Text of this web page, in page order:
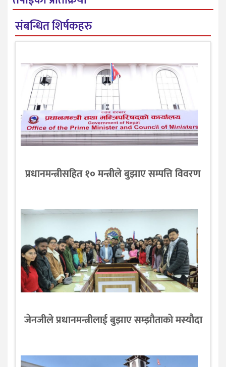
संबन्धित शिर्षकहरु
प्रधानमन्त्रीसहित १० मन्त्रीले बुझाए सम्पत्ति विवरण
जेनजीले प्रधानमन्त्रीलाई बुझाए सम्झाैताकाे मस्याैदा